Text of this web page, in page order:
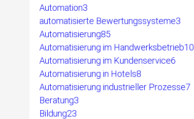
Automation3
automatisierte Bewertungssysteme3
Automatisierung85
Automatisierung im Handwerksbetrieb10
Automatisierung im Kundenservice6
Automatisierung in Hotels8
Automatisierung industrieller Prozesse7
Beratung3
Bildung23